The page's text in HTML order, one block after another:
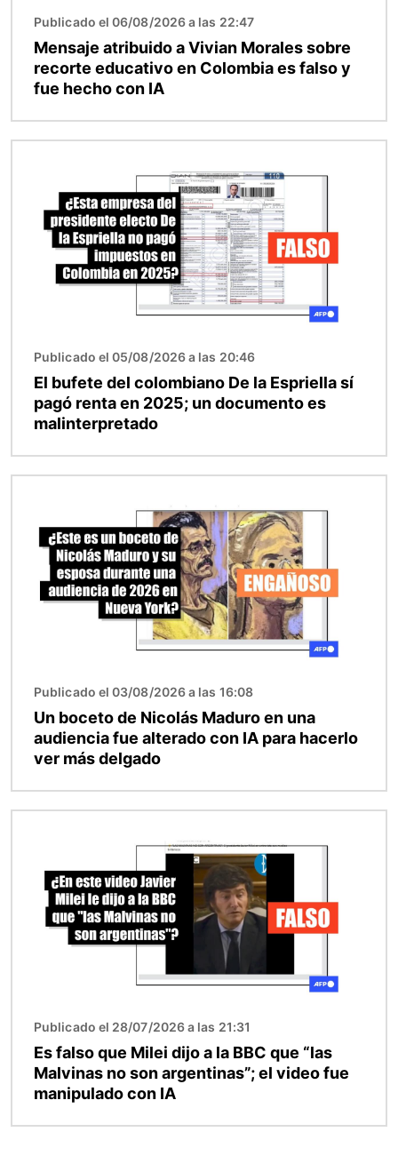
Publicado el 06/08/2026 a las 22:47
Mensaje atribuido a Vivian Morales sobre
recorte educativo en Colombia es falso y
fue hecho con IA
Publicado el 05/08/2026 a las 20:46
El bufete del colombiano De la Espriella sí
pagó renta en 2025; un documento es
malinterpretado
Publicado el 03/08/2026 a las 16:08
Un boceto de Nicolás Maduro en una
audiencia fue alterado con IA para hacerlo
ver más delgado
Publicado el 28/07/2026 a las 21:31
Es falso que Milei dijo a la BBC que “las
Malvinas no son argentinas”; el video fue
manipulado con IA